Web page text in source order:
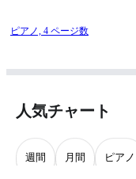
ピアノ, 4 ページ数
人気チャート
週間 月間 ピアノ